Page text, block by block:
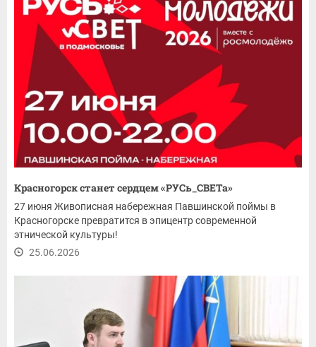
Красногорск станет сердцем «РУСь_СВЕТа»
27 июня Живописная набережная Павшинской поймы в
Красногорске превратится в эпицентр современной
этнической культуры!
25.06.2026